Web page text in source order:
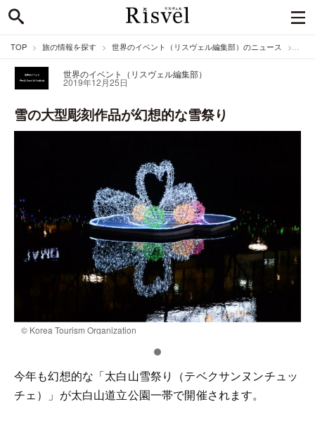
TOP 旅の情報を探す 世界のイベント（リスヴェル編集部）のニュース
世界のイベント（リスヴェル編集部）
2019年12月25日
雪の大型彫刻作品が幻想的な雪祭り
© Korea Tourism Organization
今年も幻想的な「太白山雪祭り（テベクサンヌンチュッ
チェ）」が太白山道立公園一帯で開催されます。